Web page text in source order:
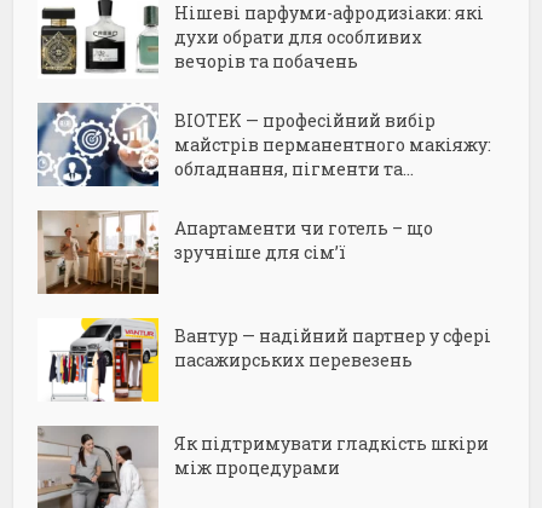
Нішеві парфуми-афродизіаки: які
духи обрати для особливих
вечорів та побачень
BIOTEK — професійний вибір
майстрів перманентного макіяжу:
обладнання, пігменти та...
Апартаменти чи готель – що
зручніше для сім’ї
Вантур — надійний партнер у сфері
пасажирських перевезень
Як підтримувати гладкість шкіри
між процедурами